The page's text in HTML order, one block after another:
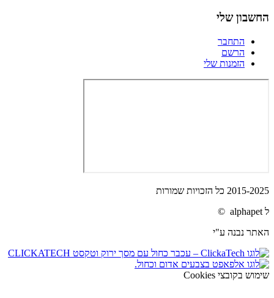
החשבון שלי
התחבר
הרשם
הזמנות שלי
2015-2025 כל הזכויות שמורות
ל alphapet ©
האתר נבנה ע"י
שימוש בקובצי Cookies